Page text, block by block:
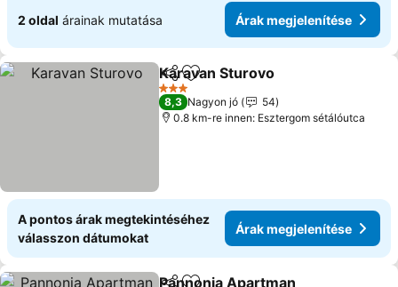
2 oldal árainak mutatása Árak megjelenítése
Megosztás
Hozzáadás a kedvencekhez
Karavan Sturovo
3 Kategória
8,3 Nagyon jó
54
0.8 km-re innen: Esztergom sétálóutca
A pontos árak megtekintéséhez
válasszon dátumokat
Árak megjelenítése
Pannonia Apartman